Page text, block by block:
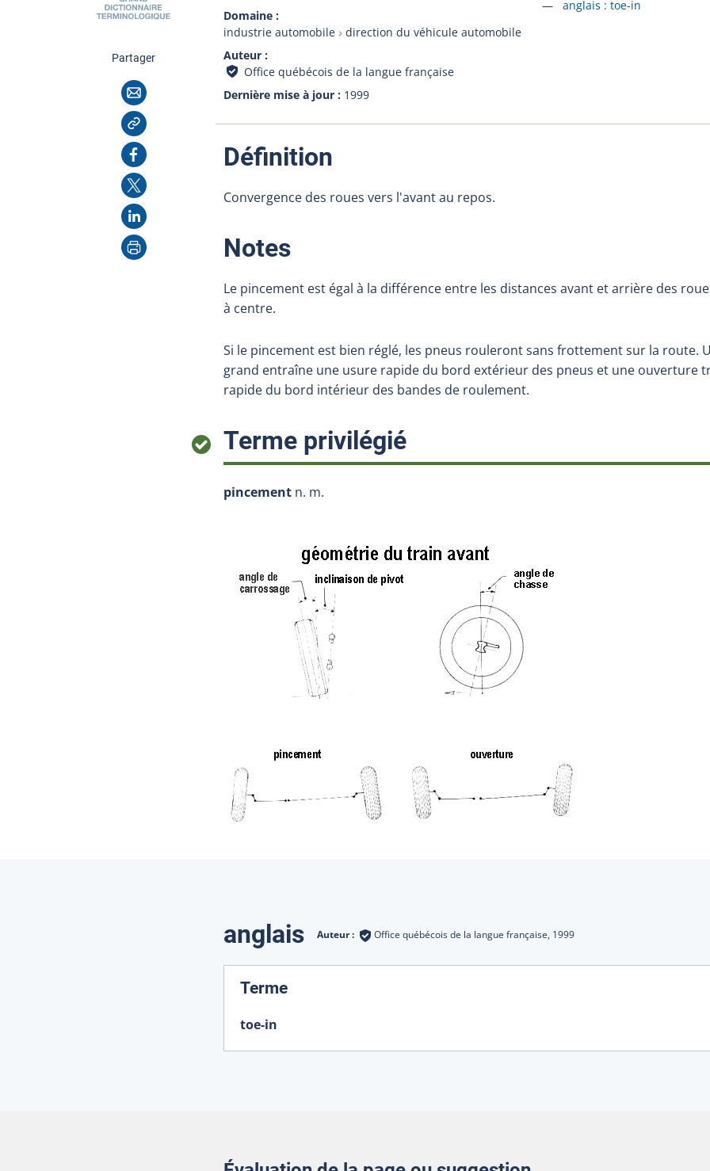
Domaine
industrie automobile
direction du véhicule automobile
Auteur
Office québécois de la langue française
Dernière mise à jour
1999
Accéder à la fiche en
anglais : toe-in
Partagercette page
Courriel
Copier l'adresse
Facebook
X
LinkedIn
Imprimer
Définition
Convergence des roues vers l'avant au repos.
Notes:
Le pincement est égal à la différence entre les distances avant et arrière des
à centre.
Si le pincement est bien réglé, les pneus rouleront sans frottement sur la route.
grand entraîne une usure rapide du bord extérieur des pneus et une ouverture
rapide du bord intérieur des bandes de roulement.
Terme privilégié:
pincement n. m.
Traductions
anglais Auteur : Office québécois de la langue française, 1999
Terme:
toe-in